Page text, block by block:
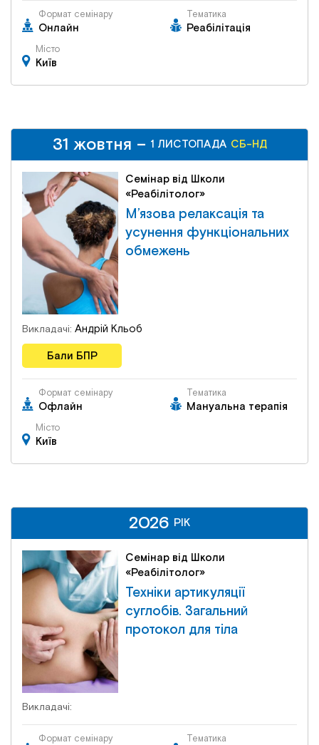
Формат семінару
Онлайн
Тематика
Реабілітація
Місто
Київ
Семінар від Школи
«Реабілітолог»
М’язова релаксація та
усунення функціональних
обмежень
Викладачі: Андрій Кльоб
Бали БПР
Формат семінару
Офлайн
Тематика
Мануальна терапія
Місто
Київ
СБ-НД 31 жовтня – 1 ЛИСТОПАДА
31 жовтня – 1 ЛИСТОПАДА СБ-НД
Семінар від Школи
«Реабілітолог»
Техніки артикуляції
суглобів. Загальний
протокол для тіла
Викладачі:
Формат семінару Тематика
2026 РІК
2026 РІК